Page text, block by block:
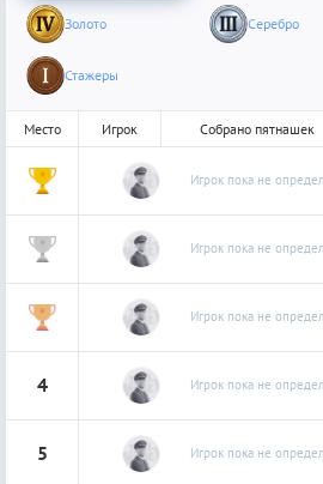
Золото Серебро
Стажеры
Место Игрок Собрано пятнашек
1 Игрок пока не
2 Игрок пока не
3 Игрок пока не
4 Игрок пока не
5 Игрок пока не